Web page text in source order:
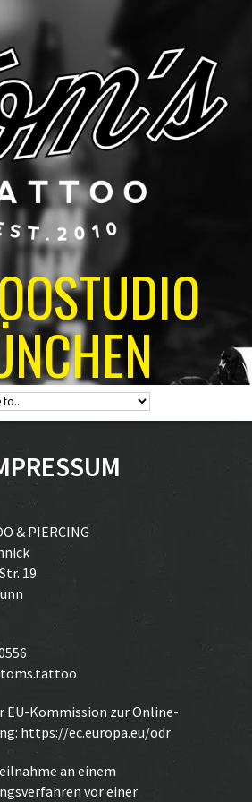
& PIERCING
19
Kommission zur Online-
https://ec.europa.eu/odr
an einem
vor einer